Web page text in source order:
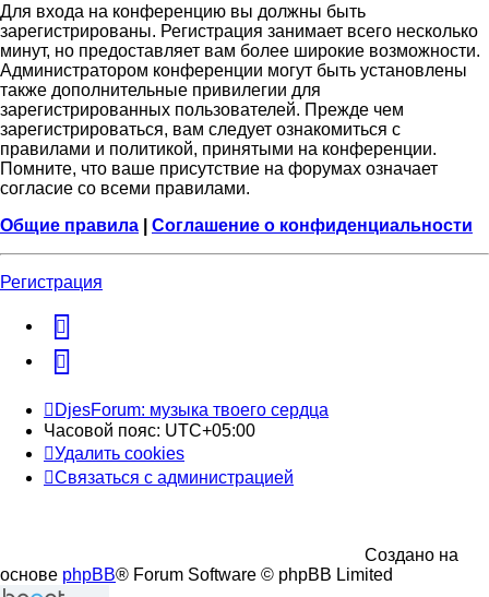
Для входа на конференцию вы должны быть
зарегистрированы. Регистрация занимает всего несколько
минут, но предоставляет вам более широкие возможности.
Администратором конференции могут быть установлены
также дополнительные привилегии для
зарегистрированных пользователей. Прежде чем
зарегистрироваться, вам следует ознакомиться с
правилами и политикой, принятыми на конференции.
Помните, что ваше присутствие на форумах означает
согласие со всеми правилами.
Общие правила
Соглашение о конфиденциальности
Регистрация
vk
Telegram
DjesForum: музыка твоего сердца
Часовой пояс: UTC+05:00
Удалить cookies
Связаться с администрацией
Создано на
основе phpBB® Forum Software © phpBB Limited